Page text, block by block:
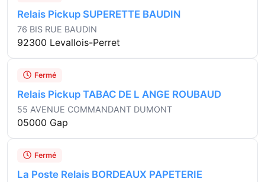
Relais Pickup SUPERETTE BAUDIN
76 BIS RUE BAUDIN
92300 Levallois-Perret
Fermé
Relais Pickup TABAC DE L ANGE ROUBAUD
55 AVENUE COMMANDANT DUMONT
05000 Gap
Fermé
La Poste Relais BORDEAUX PAPETERIE